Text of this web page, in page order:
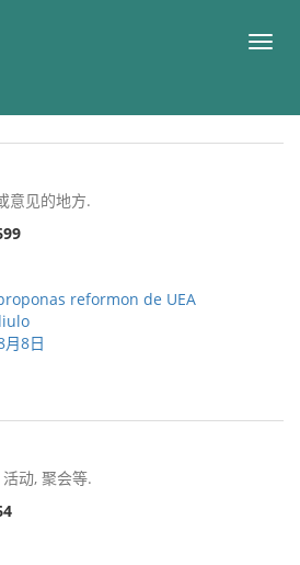
目
意见的地方.
reformon de UEA
8日
动, 聚会等.